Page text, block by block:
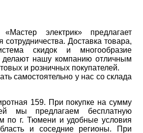
электрик» предлагает
сотрудничества. Доставка товара,
скидок и многообразие
делают нашу компанию отличным
и розничных покупателей.
самостоятельно у нас со склада
159. При покупке на сумму
мы предлагаем бесплатную
по г. Тюмени и удобные условия
и соседние регионы. При